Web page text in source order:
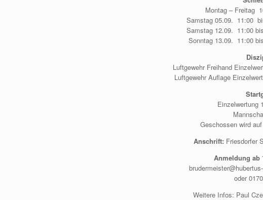
Montag – Freitag
Samstag 05.09. 11:00
Samstag 12.09. 11:00
Sonntag 13.09. 11:00
Luftgewehr Freihand
Luftgewehr Auflage
Einzelwertung
Geschossen wird
Anschrift: Friesdorfer
Anmeldung ab
oder
Weitere Infos: Paul